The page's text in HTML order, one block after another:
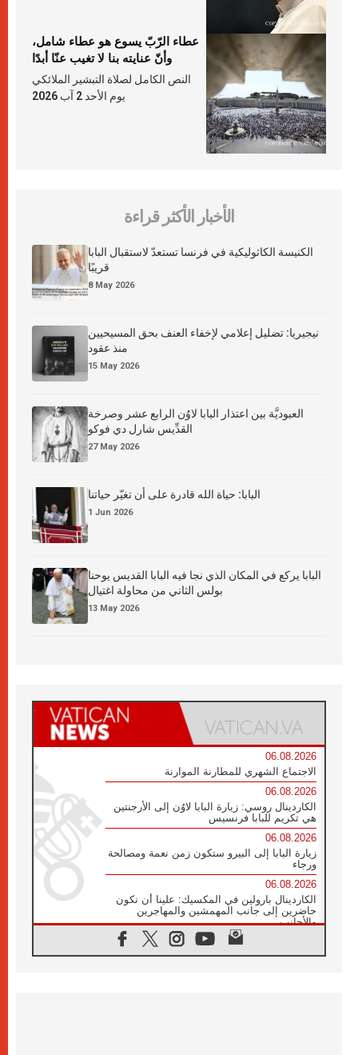
عطاء الرّبّ يسوع هو عطاء شامل،
وأنّ عنايته بنا لا تغيب عنّا أبدًا
النص الكامل لصلاة التبشير الملائكي
يوم الأحد 2 آب 2026
الأخبار الأكثر قراءة
الكنيسة الكاثوليكية في فرنسا تستعدّ لاستقبال البابا
قريبًا
8 May 2026
نيجيريا: تضليل إعلامي لإخفاء العنف بحق المسيحيين
منذ عقود
15 May 2026
العبوديَّة بين اعتذار البابا لاوُن الرابع عشر وصرخة
القدِّيس شارل دي فوكو
27 May 2026
البابا: حياة الله قادرة على أن تغيّر حياتنا
1 Jun 2026
البابا يركع في المكان الذي نجا فيه البابا القديس يوحنا
بولس الثاني من محاولة اغتيال
13 May 2026
06.08.2026
الاجتماع الشهري للمطارنة الموارنة
06.08.2026
الكاردينال روسي: زيارة البابا لاوُن إلى الأرجنتين
هي تكريم للبابا فرنسيس
06.08.2026
زيارة البابا إلى البيرو ستكون زمن نعمة ومصالحة
ورجاء
06.08.2026
الكاردينال بارولين في المكسيك: علينا أن نكون
حاضرين إلى جانب المهمشين والمهاجرين
والأجانب
البابا لاوُن الرابع عشر للشباب في أسيزي: